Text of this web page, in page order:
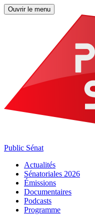
Ouvrir le menu
Public Sénat
Actualités
Sénatoriales 2026
Émissions
Documentaires
Podcasts
Programme